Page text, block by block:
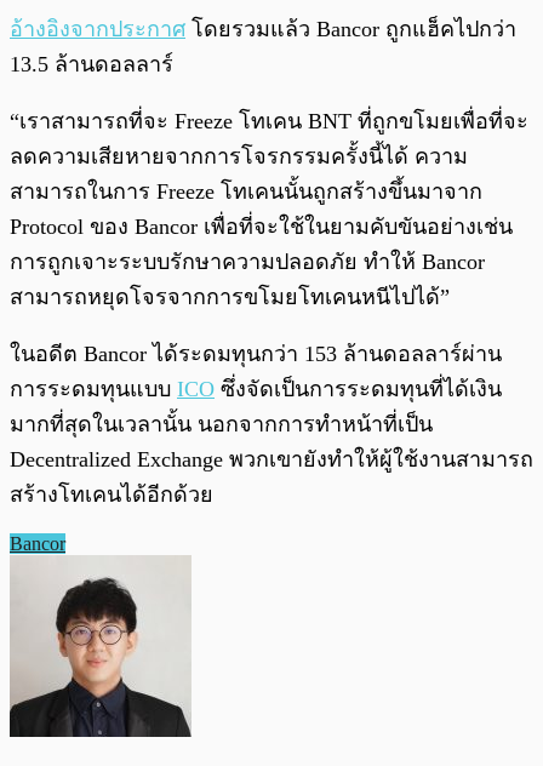
อ้างอิงจากประกาศ โดยรวมแล้ว Bancor ถูกแฮ็คไปกว่า
13.5 ล้านดอลลาร์
“เราสามารถที่จะ Freeze โทเคน BNT ที่ถูกขโมยเพื่อที่จะ
ลดความเสียหายจากการโจรกรรมครั้งนี้ได้ ความ
สามารถในการ Freeze โทเคนนั้นถูกสร้างขึ้นมาจาก
Protocol ของ Bancor เพื่อที่จะใช้ในยามคับขันอย่างเช่น
การถูกเจาะระบบรักษาความปลอดภัย ทำให้ Bancor
สามารถหยุดโจรจากการขโมยโทเคนหนีไปได้”
ในอดีต Bancor ได้ระดมทุนกว่า 153 ล้านดอลลาร์ผ่าน
การระดมทุนแบบ ICO ซึ่งจัดเป็นการระดมทุนที่ได้เงิน
มากที่สุดในเวลานั้น นอกจากการทำหน้าที่เป็น
Decentralized Exchange พวกเขายังทำให้ผู้ใช้งานสามารถ
สร้างโทเคนได้อีกด้วย
Bancor